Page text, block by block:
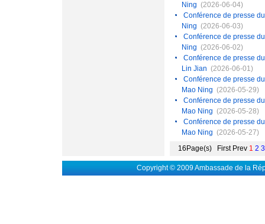
Ning (2026-06-04)
Conférence de presse
Ning (2026-06-03)
Conférence de presse
Ning (2026-06-02)
Conférence de presse
Lin Jian (2026-06-01)
Conférence de presse
Mao Ning (2026-05-29)
Conférence de presse
Mao Ning (2026-05-28)
Conférence de presse
Mao Ning (2026-05-27)
16Page(s) First Prev 1 2 3
Copyright © 2009 Ambassade de la